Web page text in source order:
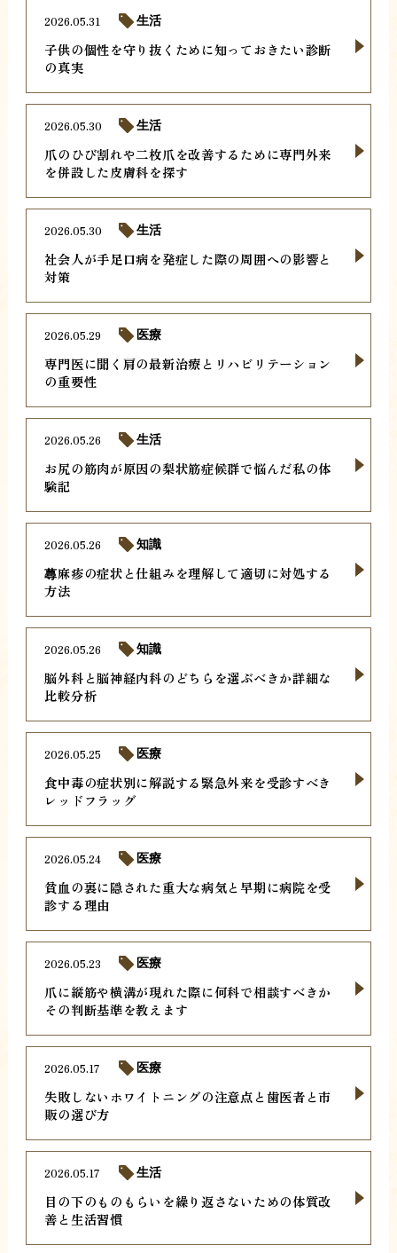
子供の個性を守り抜くために知っておきたい診断
の真実
2026.05.31 生活
爪のひび割れや二枚爪を改善するために専門外来
を併設した皮膚科を探す
2026.05.30 生活
社会人が手足口病を発症した際の周囲への影響と
対策
2026.05.30 生活
専門医に聞く肩の最新治療とリハビリテーション
の重要性
2026.05.29 医療
お尻の筋肉が原因の梨状筋症候群で悩んだ私の体
験記
2026.05.26 生活
蕁麻疹の症状と仕組みを理解して適切に対処する
方法
2026.05.26 知識
脳外科と脳神経内科のどちらを選ぶべきか詳細な
比較分析
2026.05.26 知識
食中毒の症状別に解説する緊急外来を受診すべき
レッドフラッグ
2026.05.25 医療
貧血の裏に隠された重大な病気と早期に病院を受
診する理由
2026.05.24 医療
爪に縦筋や横溝が現れた際に何科で相談すべきか
その判断基準を教えます
2026.05.23 医療
失敗しないホワイトニングの注意点と歯医者と市
販の選び方
2026.05.17 医療
目の下のものもらいを繰り返さないための体質改
善と生活習慣
2026.05.17 生活